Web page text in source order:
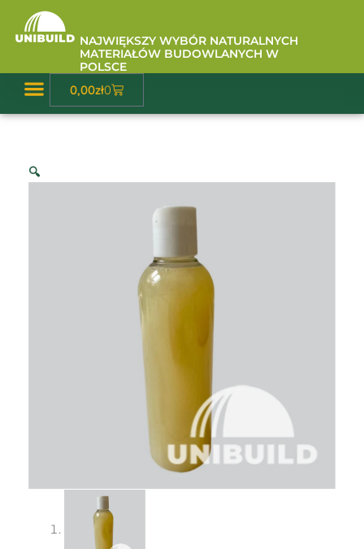
Przejdź
NAJWIĘKSZY WYBÓR NATURALNYCH
MATERIAŁÓW BUDOWLANYCH W
POLSCE
0,00zł0
Wózek
🔍